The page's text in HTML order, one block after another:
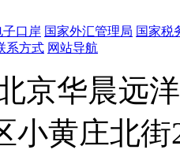
口岸 国家外汇管理局 国家税
系方式 网站导航
京华晨远
小黄庄北